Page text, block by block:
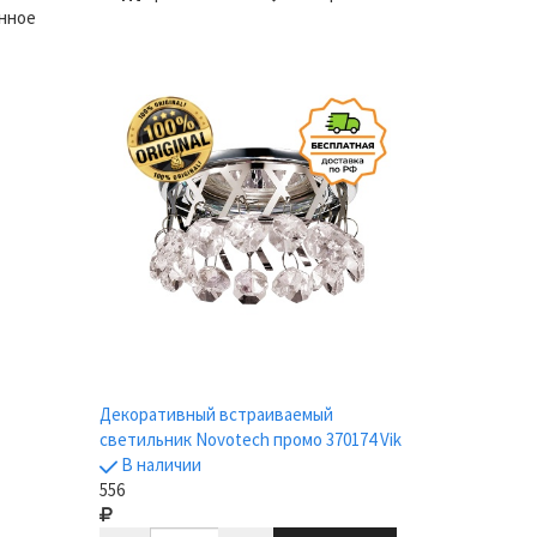
Декоративный встраиваемый
светильник Novotech промо 370174 Vik
В наличии
556